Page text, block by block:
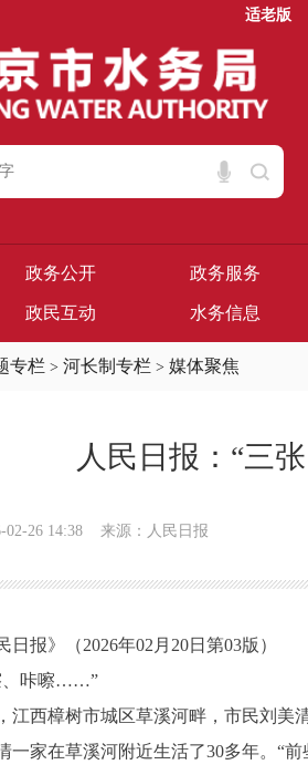
适老版
政务公开 政务服务
政民互动 水务信息
专栏 > 河长制专栏 > 媒体聚焦
人民日报：“三
02-26 14:38 来源：人民日报
报》（2026年02月20日第03版）
咔嚓……”
西樟树市城区草溪河畔，市民刘美清
家在草溪河附近生活了30多年。“前